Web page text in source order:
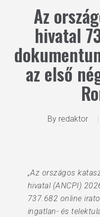
Az
hivatal
az első
By redaktor
„Az országos
hivatal (ANCPI)
737.682 online
ingatlan- és